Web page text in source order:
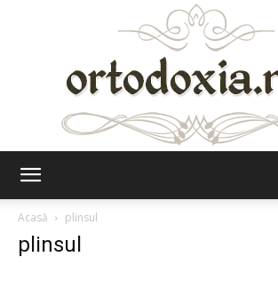
Acasă
plinsul
plinsul